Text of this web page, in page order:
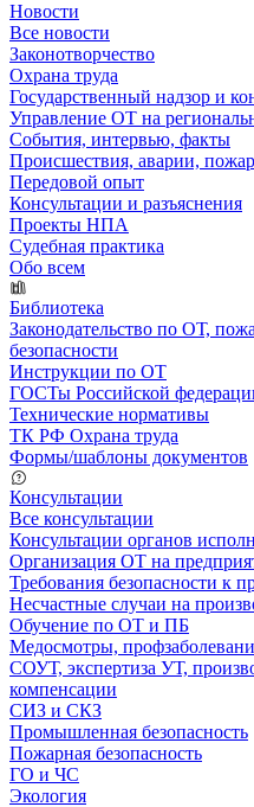
Новости
Все новости
Законотворчество
Охрана труда
Государственный надзор и
Управление ОТ на
События, интервью, факты
Происшествия, аварии,
Передовой опыт
Консультации и разъяснения
Проекты НПА
Судебная практика
Обо всем
Библиотека
Законодательство по ОТ,
безопасности
Инструкции по ОТ
ГОСТы Российской
Технические нормативы
ТК РФ Охрана труда
Формы/шаблоны документов
Консультации
Все консультации
Консультации органов
Организация ОТ на
Требования безопасности к
Несчастные случаи на
Обучение по ОТ и ПБ
Медосмотры,
СОУТ, экспертиза УТ,
компенсации
СИЗ и СКЗ
Промышленная безопасность
Пожарная безопасность
ГО и ЧС
Экология